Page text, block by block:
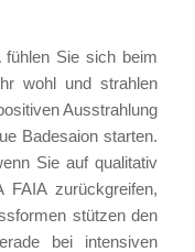
fühlen Sie sich beim
wohl und strahlen
Ausstrahlung
Badesaion starten.
Sie auf qualitativ
FAIA zurückgreifen,
stützen den
bei intensiven